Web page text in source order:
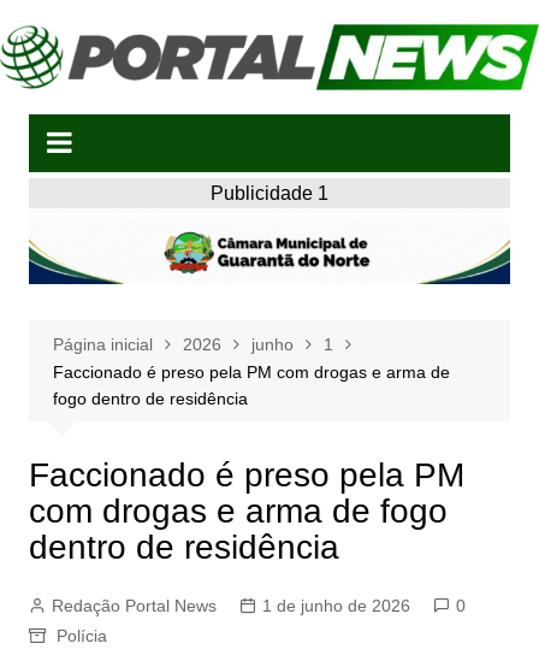
para
o
Publicidade 1
Página inicial 2026 junho
1
Faccionado é preso pela PM com drogas e arma de
fogo dentro de residência
Faccionado é preso pela PM
com drogas e arma de fogo
dentro de residência
Redação Portal News 1 de junho de 2026
0
Polícia